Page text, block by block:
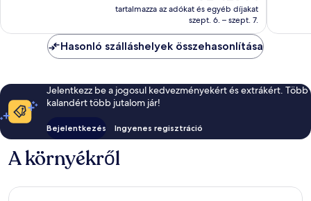
ár
92 423 Ft
tartalmazza az adókat és egyéb díjakat
szept. 6. – szept. 7.
Hasonló szálláshelyek összehasonlítása
Jelentkezz be a jogosul kedvezményekért és extrákért. Több
kalandért több jutalom jár!
Bejelentkezés Ingyenes regisztráció
A környékről